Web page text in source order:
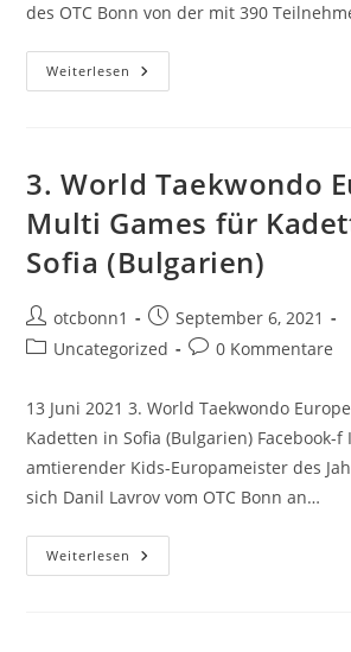
des OTC Bonn von der mit 390
Weiterlesen SILBERREGEN
BEIM
3. World Taekwondo
Multi Games für
Sofia (Bulgarien)
Beitrags-
Autor:
otcbonn1
Beitrag
veröffentlicht:
September 6, 2021
Beitrags-
Uncategorized
Beitrags-
0 Kommentare
13 Juni 2021 3. World Taekwondo
Kadetten in Sofia (Bulgarien) Facebook-f
amtierender Kids-Europameister des
sich Danil Lavrov vom OTC Bonn an…
Weiterlesen 3.
World